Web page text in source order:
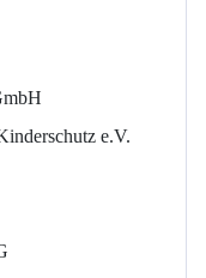
e.V.